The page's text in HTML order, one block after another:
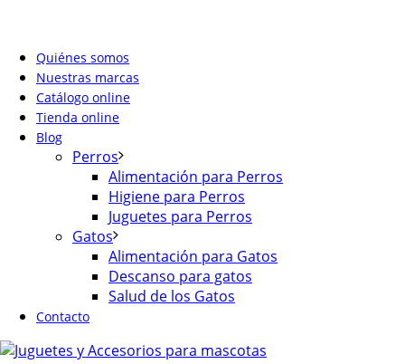
Quiénes somos
Nuestras marcas
Catálogo online
Tienda online
Blog
Perros
Alimentación para Perros
Higiene para Perros
Juguetes para Perros
Gatos
Alimentación para Gatos
Descanso para gatos
Salud de los Gatos
Contacto